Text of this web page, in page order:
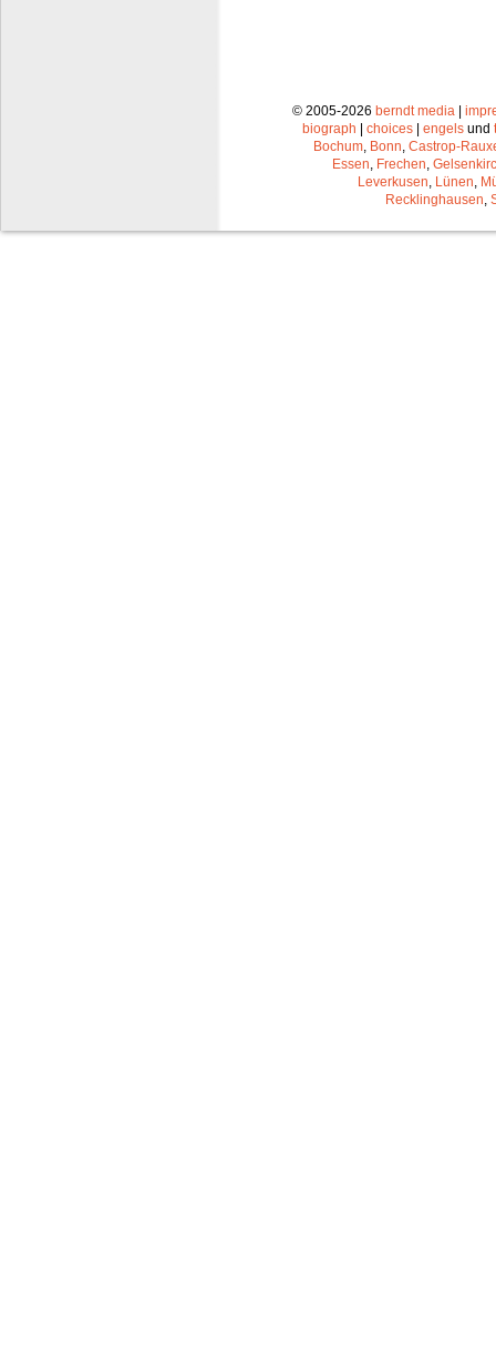
© 2005-2026 berndt media |
biograph | choices | engels und
Bochum Bonn Castrop-
Essen Frechen
Leverkusen Lünen
Recklinghausen